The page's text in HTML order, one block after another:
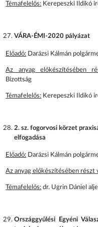
Témafelelős: Kerepeszki Ildikó
VÁRA-ÉMI-2020 pályázat
Előadó: Darázsi Kálmán
Az anyag előkészítésében
Bizottság
Témafelelős: Kerepeszki Ildikó
2. sz. fogorvosi körzet
elfogadása
Előadó: Darázsi Kálmán
Az anyag előkészítésében részt
Témafelelős: dr. Ugrin Dániel
Országgyűlési Egyéni